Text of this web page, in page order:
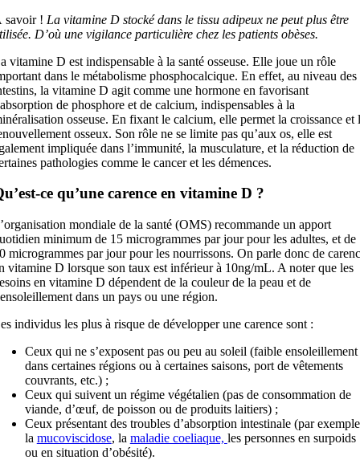
savoir ! La vitamine D stocké dans le tissu adipeux ne peut plus être
D’où une vigilance particulière chez les patients obèses.
vitamine D est indispensable à la santé osseuse. Elle joue un rôle
dans le métabolisme phosphocalcique. En effet, au niveau des
la vitamine D agit comme une hormone en favorisant
de phosphore et de calcium, indispensables à la
osseuse. En fixant le calcium, elle permet la croissance et
osseux. Son rôle ne se limite pas qu’aux os, elle est
impliquée dans l’immunité, la musculature, et la réduction de
pathologies comme le cancer et les démences.
ce qu’une carence en vitamine D ?
mondiale de la santé (OMS) recommande un apport
minimum de 15 microgrammes par jour pour les adultes, et de
microgrammes par jour pour les nourrissons. On parle donc de
vitamine D lorsque son taux est inférieur à 10ng/mL. A noter que les
en vitamine D dépendent de la couleur de la peau et de
dans un pays ou une région.
individus les plus à risque de développer une carence sont :
Ceux qui ne s’exposent pas ou peu au soleil (faible ensoleillement
dans certaines régions ou à certaines saisons, port de vêtements
couvrants, etc.) ;
Ceux qui suivent un régime végétalien (pas de consommation de
viande, d’œuf, de poisson ou de produits laitiers) ;
Ceux présentant des troubles d’absorption intestinale (par
la mucoviscidose, la maladie coeliaque, les personnes en surpoids
ou en situation d’obésité).